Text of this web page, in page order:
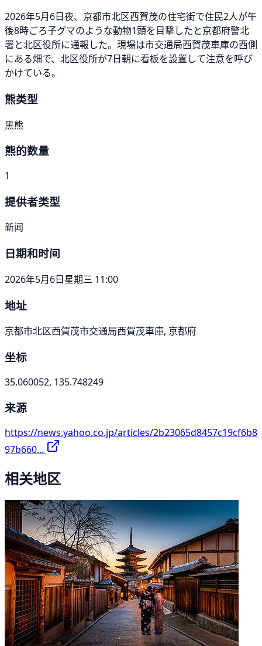
2026年5月6日夜、京都市北区西賀茂の住宅街で住民2人が午
後8時ごろ子グマのような動物1頭を目撃したと京都府警北
署と北区役所に通報した。現場は市交通局西賀茂車庫の西側
にある畑で、北区役所が7日朝に看板を設置して注意を呼び
かけている。
熊类型
黑熊
熊的数量
1
提供者类型
新闻
日期和时间
2026年5月6日星期三 11:00
地址
京都市北区西賀茂市交通局西賀茂車庫, 京都府
坐标
35.060052, 135.748249
来源
https://news.yahoo.co.jp/articles/2b23065d8457c19cf6b8
97b660...
相关地区